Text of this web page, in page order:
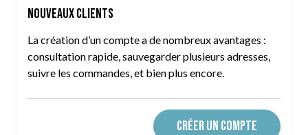
Nouveaux clients
La création d’un compte a de nombreux avantages :
consultation rapide, sauvegarder plusieurs adresses,
suivre les commandes, et bien plus encore.
CRÉER UN COMPTE